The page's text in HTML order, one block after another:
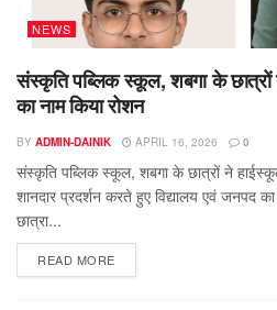
NEWS
संस्कृति पब्लिक स्कूल, शबगा के छात्रों
का नाम किया रोशन
BY ADMIN-DAINIK APRIL 16, 2026 0
संस्कृति पब्लिक स्कूल, शबगा के छात्रों ने हाईस्कूल
शानदार प्रदर्शन करते हुए विद्यालय एवं जनपद का
छात्रा...
READ MORE